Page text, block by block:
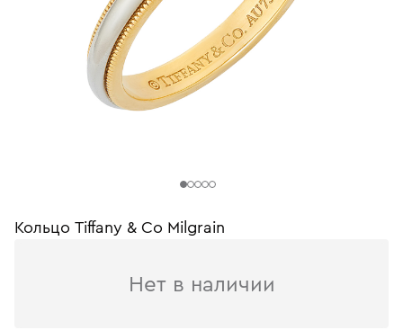
Кольцо Tiffany & Co Milgrain
Нет в наличии